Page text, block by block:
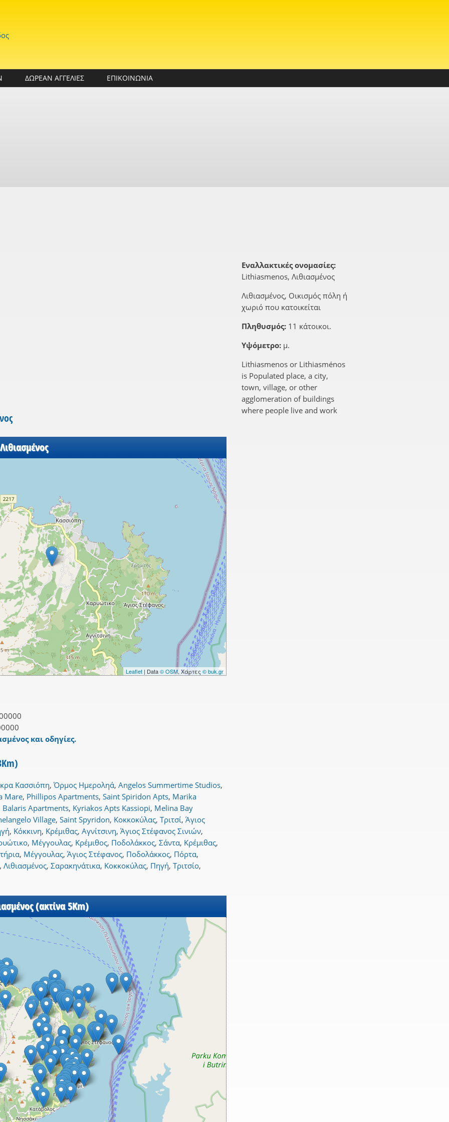
ΔΩΡΕΑΝ ΑΓΓΕΛΙΕΣ ΕΠΙΚΟΙΝΩΝΙΑ
Leaflet| Data© OSM, Χάρτες © buk.gr
και οδηγίες.
Κασσιόπη,Όρμος Ημεροληά, Angelos Summertime Studios,
Mare, Phillipos Apartments, Saint Spiridon Apts, Marika
Balaris Apartments, Kyriakos Apts Kassiopi, Melina Bay
Village, Saint Spyridon, Κοκκοκύλας, Τριτσί, Άγιος
, Κόκκινη, Κρέμιθας, Αγνίτσινη, Άγιος Στέφανος Σινιών,
, Μέγγουλας, Κρέμιθος, Ποδολάκκος, Σάντα, Κρέμιθας,
, Μέγγουλας, Άγιος Στέφανος, Ποδολάκκος, Πόρτα,
, Λιθιασμένος, Σαρακηνάτικα, Κοκκοκύλας, Πηγή, Τριτσίο,
(ακτίνα 5Km)
Εναλλακτικές ονομασίες:
Lithiasmenos, Λιθιασμένος
Λιθιασμένος, Οικισμός πόλη ή
χωριό που κατοικείται
Πληθυσμός: 11 κάτοικοι.
Υψόμετρο: μ.
Lithiasmenos or Lithiasménos
is Populated place, a city,
town, village, or other
agglomeration of buildings
where people live and work